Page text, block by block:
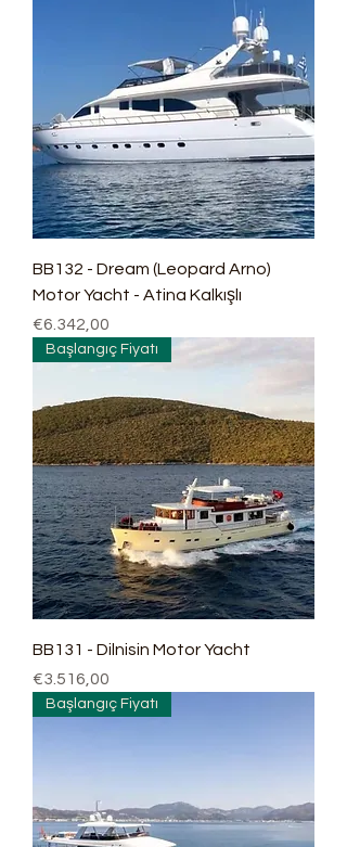
BB132 - Dream (Leopard Arno)
Motor Yacht - Atina Kalkışlı
Fiyat
€6.342,00
Başlangıç Fiyatı
BB131 - Dilnisin Motor Yacht
Fiyat
€3.516,00
Başlangıç Fiyatı